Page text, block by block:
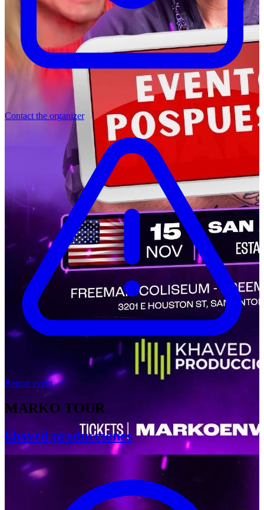
Contact the organizer
Report event
MARKO TOUR
khaved producciones